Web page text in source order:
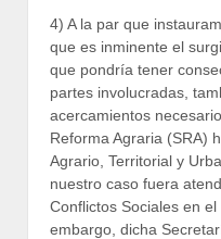
4) A la par que
que es inminente el
que pondría tener
partes involucradas,
acercamientos
Reforma Agraria (SRA)
Agrario, Territorial y
nuestro caso fuera
Conflictos Sociales en
embargo, dicha